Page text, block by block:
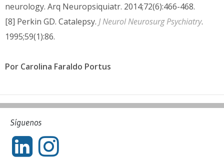
neurology. Arq Neuropsiquiatr. 2014;72(6):466-468.
[8] Perkin GD. Catalepsy. J Neurol Neurosurg Psychiatry.
1995;59(1):86.
Por Carolina Faraldo Portus
Síguenos